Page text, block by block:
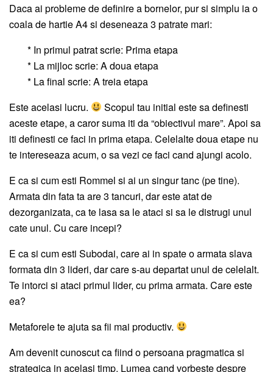
Daca ai probleme de definire a bornelor, pur si simplu ia o
coala de hartie A4 si deseneaza 3 patrate mari:
* In primul patrat scrie: Prima etapa
* La mijloc scrie: A doua etapa
* La final scrie: A treia etapa
Este acelasi lucru.
Scopul tau initial este sa definesti
aceste etape, a caror suma iti da “obiectivul mare”. Apoi sa
iti definesti ce faci in prima etapa. Celelalte doua etape nu
te intereseaza acum, o sa vezi ce faci cand ajungi acolo.
E ca si cum esti Rommel si ai un singur tanc (pe tine).
Armata din fata ta are 3 tancuri, dar este atat de
dezorganizata, ca te lasa sa le ataci si sa le distrugi unul
cate unul. Cu care incepi?
E ca si cum esti Subodai, care ai in spate o armata slava
formata din 3 lideri, dar care s-au departat unul de celelalt.
Te intorci si ataci primul lider, cu prima armata. Care este
ea?
Metaforele te ajuta sa fii mai productiv.
Am devenit cunoscut ca fiind o persoana pragmatica si
strategica in acelasi timp. Lumea cand vorbeste despre